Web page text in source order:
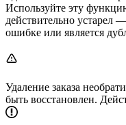
Используйте эту
действительно устарел
ошибке или является
Удаление заказа
быть восстановлен.